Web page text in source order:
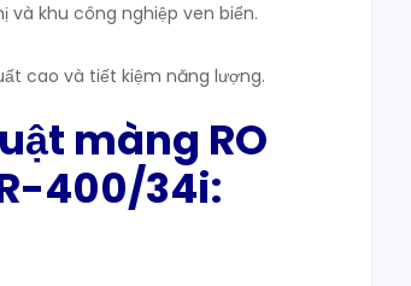
khu công nghiệp ven biển.
cao và tiết kiệm năng lượng.
màng RO
400/34i: